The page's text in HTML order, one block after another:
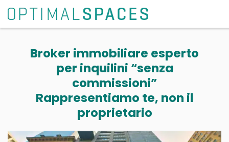
Broker immobiliare esperto
per inquilini “senza
commissioni”
Rappresentiamo te, non il
proprietario